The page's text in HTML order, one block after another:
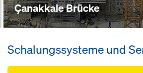
Çanakkale Brücke
Schalungssysteme und